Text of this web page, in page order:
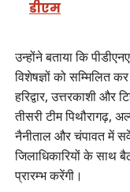
डीएम
उन्होंने बताया कि
विशेषज्ञों को सम्मिलित
हरिद्वार, उत्तरकाशी और
तीसरी टीम पिथौरागढ़,
नैनीताल और चंपावत में
जिलाधिकारियों के साथ
प्रारम्भ करेंगी।